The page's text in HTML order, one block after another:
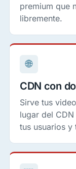
premium que
libremente.
🌐
CDN con
Sirve tus
lugar del
tus usuarios y